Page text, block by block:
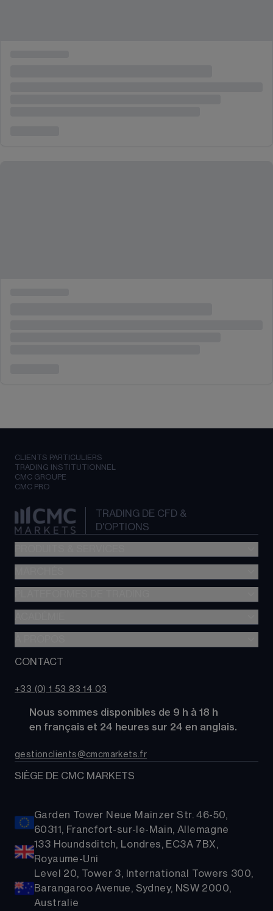
CLIENTS PARTICULIERS
TRADING INSTITUTIONNEL
CMC GROUPE
CMC PRO
TRADING DE CFD &
D'OPTIONS
Trading d’options
Comparez des comptes
Coûts
Alpha
Actions
Matières Premières
ETFs
Paniers d'Actions
Glossaire
Nos analystes de marché
À propos de CMC Markets
Support
CONTACT
+33 (0) 1 53 83 14 03
      Nous sommes disponibles de 9 h à 18 h
      en français et 24 heures sur 24 en anglais.
gestionclients@cmcmarkets.fr
SIÈGE DE CMC MARKETS
Garden Tower Neue Mainzer Str. 46-50,
60311, Francfort-sur-le-Main, Allemagne
133 Houndsditch, Londres, EC3A 7BX,
Royaume-Uni
Level 20, Tower 3, International Towers 300,
Barangaroo Avenue, Sydney, NSW 2000,
Australie